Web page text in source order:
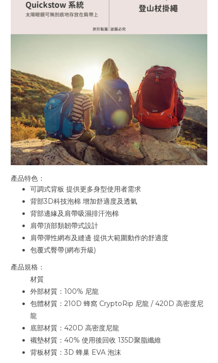
產品特色：
可調式背板 提供更多身型使用者需求
背部3D科技泡棉 增加舒適度及透氣
背部邊緣及肩帶吸濕排汗泡棉
肩帶頂部類韌帶式設計
肩帶彈性網布及縫邊 提供大範圍動作的舒適度
包覆式臀帶(網布升級)
產品規格：
材質
外部材質：100% 尼龍
包體材質：210D 蜂窩 CryptoRip 尼龍 / 420D 高密度尼
龍
底部材質：420D 高密度尼龍
襯墊材質：40% 使用後回收 135D聚脂纖維
背板材質：3D 蜂巢 EVA 泡沫